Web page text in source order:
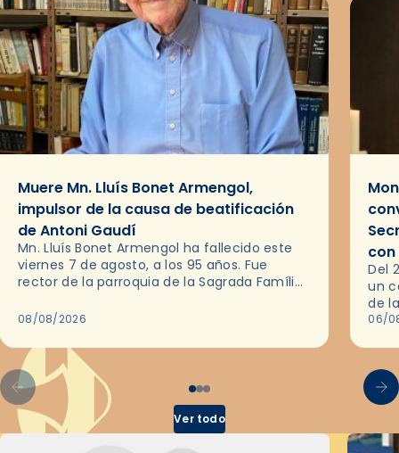
Muere Mn. Lluís Bonet Armengol,
impulsor de la causa de beatificación
de Antoni Gaudí
Mn. Lluís Bonet Armengol ha fallecido este
viernes 7 de agosto, a los 95 años. Fue
rector de la parroquia de la Sagrada Família
08/08/2026
Del
un
de
en
06/
Ver todo